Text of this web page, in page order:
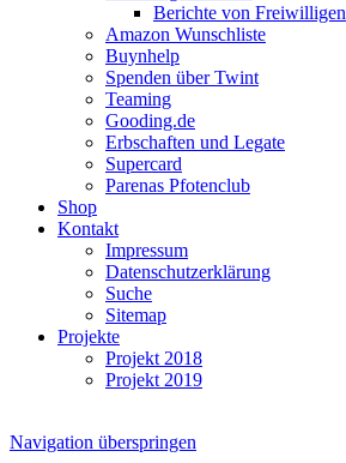
Berichte von Freiwilligen
Amazon Wunschliste
Buynhelp
Spenden über Twint
Teaming
Gooding.de
Erbschaften und Legate
Supercard
Parenas Pfotenclub
Shop
Kontakt
Impressum
Datenschutzerklärung
Suche
Sitemap
Projekte
Projekt 2018
Projekt 2019
Navigation überspringen